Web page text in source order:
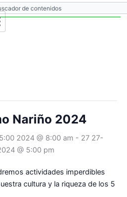
Nariño 2024
2024 @ 8:00 am - 27 27-
@ 5:00 pm
actividades imperdibles
cultura y la riqueza de los 5